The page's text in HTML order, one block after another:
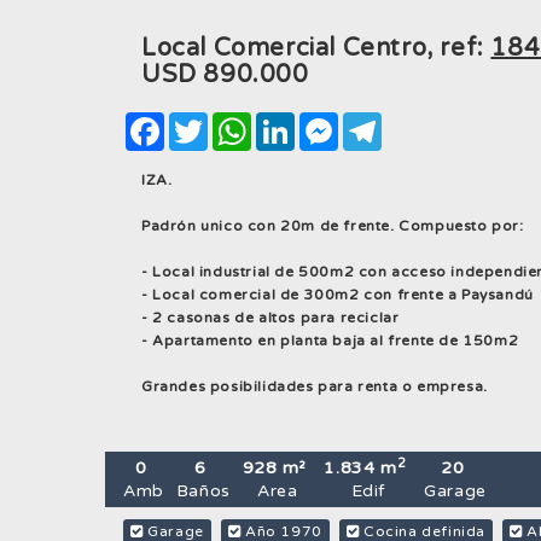
Local Comercial Centro, ref:
USD 890.000
Facebook
TwitterWhatsApp
LinkedInMessenger
IZA.
Padrón unico con 20m de frente. Compuesto por:
- Local industrial de 500m2 con acceso
- Local comercial de 300m2 con frente a Paysandú
- 2 casonas de altos para reciclar
- Apartamento en planta baja al frente de 150m2
Grandes posibilidades para renta o empresa.
0
Amb
6
Baños
928 m²
Area
1.834 m2
Edif
20
Garage
Garage Año 1970 Cocina definida